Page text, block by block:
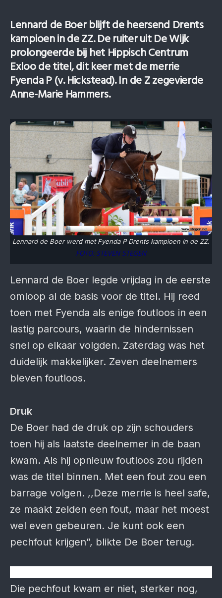
Lennard de Boer blijft de heersend Drents
kampioen in de ZZ. De ruiter uit De Wijk
prolongeerde bij het Hippisch Centrum
Exloo de titel, dit keer met de merrie
Fyenda P (v. Hickstead). In de Z zegevierde
Anne-Marie Hammers.
Lennard de Boer werd met Fyenda P Drents kampioen in de ZZ.
FOTO: STEVEN STEGEN
Lennard de Boer legde vrijdag in de eerste
omloop al de basis voor de titel. Hij reed
toen met Fyenda als enige foutloos in een
lastig parcours, waarin de hindernissen
snel op elkaar volgden. Zaterdag was het
duidelijk makkelijker. Zeven deelnemers
bleven foutloos.
Druk
De Boer had de druk op zijn schouders
toen hij als laatste deelnemer in de baan
kwam. Als hij opnieuw foutloos zou rijden
was de titel binnen. Met een fout zou een
barrage volgen. ,,Deze merrie is heel safe,
ze maakt zelden een fout, maar het moest
wel even gebeuren. Je kunt ook een
pechfout krijgen”, blikte De Boer terug.
Die pechfout kwam er niet, sterker nog,